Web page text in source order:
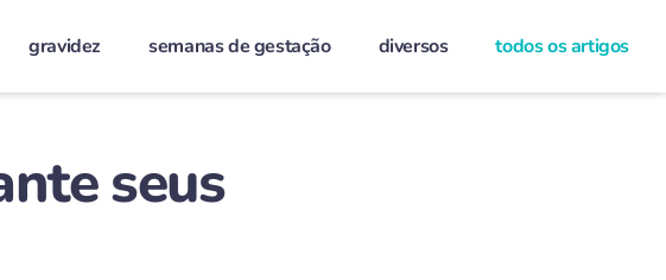
gravidez semanas de gestação diversos todos os artigos
seus